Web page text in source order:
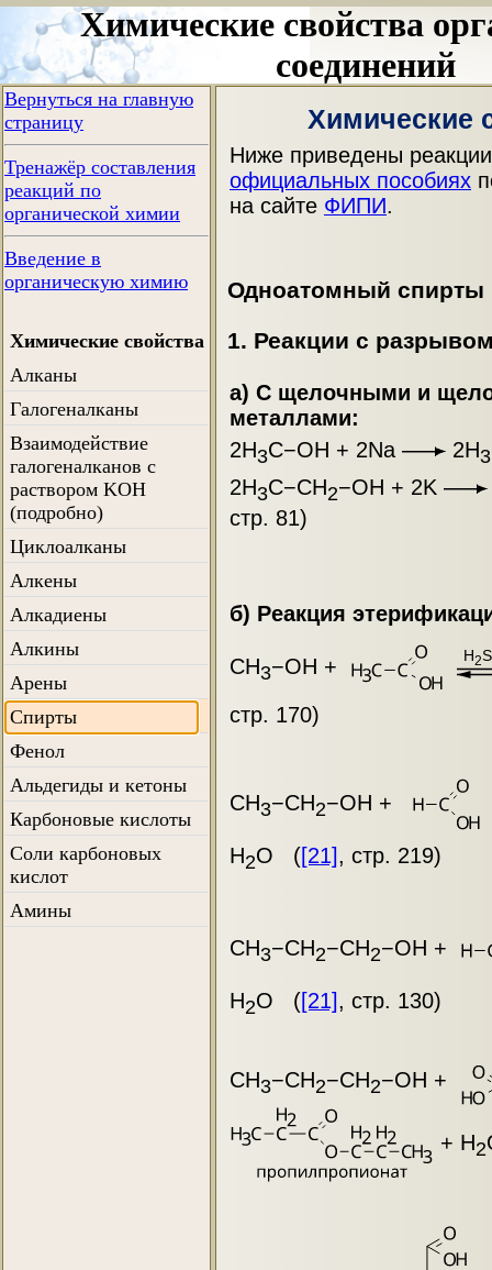
Химические свойства
соединений
Вернуться на главную
страницу
Тренажёр составления
реакций по
органической химии
Введение в
органическую химию
Химические свойства
Алканы
Галогеналканы
Взаимодействие
галогеналканов с
раствором KOH
(подробно)
Циклоалканы
Алкены
Алкадиены
Алкины
Арены
Спирты
Фенол
Альдегиды и кетоны
Карбоновые кислоты
Соли карбоновых
кислот
Амины
Химические
Ниже приведены
официальных пособиях
на сайте ФИПИ.
Одноатомный спирты
1. Реакции с
а) С щелочными и
металлами:
2H3C−OH + 2Na 2H3
2H3C−CH2−OH + 2K
стр. 81)
б) Реакция
CH3−OH + H2
стр. 170)
CH3−CH2−OH +
H2O ([21], стр. 219)
CH 3−CH 2−CH 2−OH +
H2O ([21], стр. 130)
CH3−CH2−CH2−OH +
+ H2